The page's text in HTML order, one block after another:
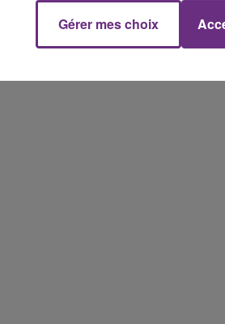
16h00 - 20h00
Le Week-end
Gérer mes choix